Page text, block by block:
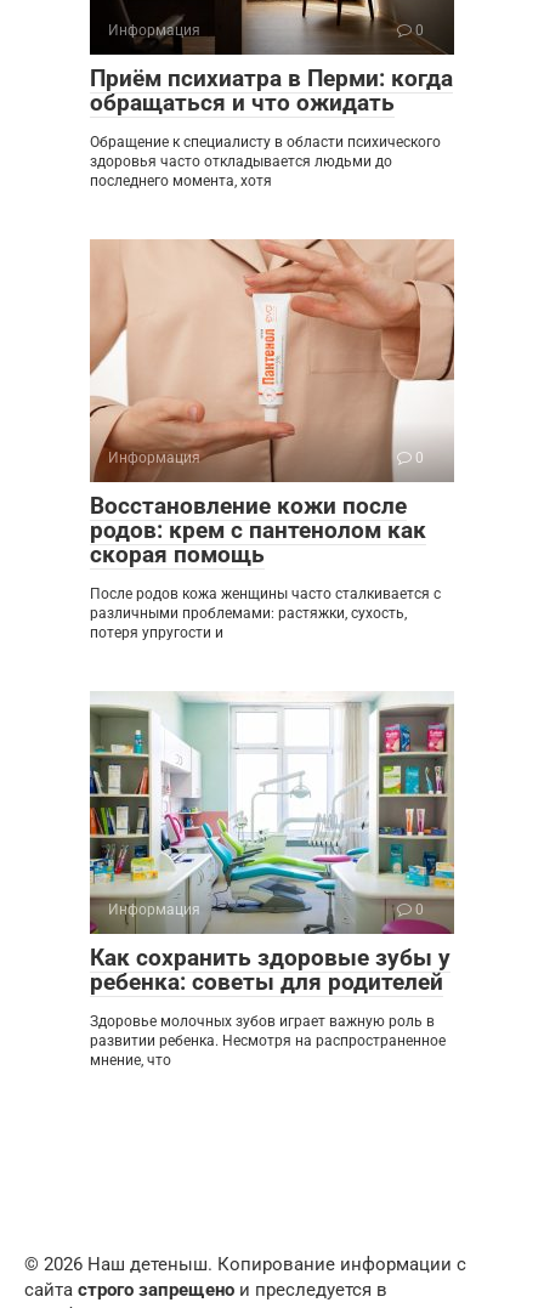
Информация 0
Приём психиатра в Перми: когда
обращаться и что ожидать
Обращение к специалисту в области психического
здоровья часто откладывается людьми до
последнего момента, хотя
Информация 0
Восстановление кожи после
родов: крем с пантенолом как
скорая помощь
После родов кожа женщины часто сталкивается с
различными проблемами: растяжки, сухость,
потеря упругости и
Информация 0
Как сохранить здоровые зубы у
ребенка: советы для родителей
Здоровье молочных зубов играет важную роль в
развитии ребенка. Несмотря на распространенное
мнение, что
© 2026 Наш детеныш. Копирование информации с
сайта строго запрещено и преследуется в